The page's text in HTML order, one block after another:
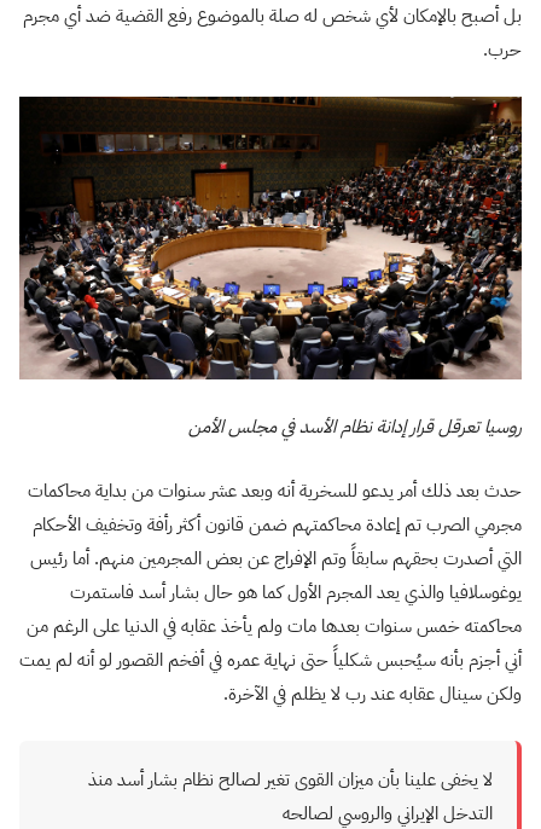
بل أصبح بالإمكان لأي شخص له صلة بالموضوع رفع القضية ضد أي مجرم
حرب.
روسيا تعرقل قرار إدانة نظام الأسد في مجلس الأمن
حدث بعد ذلك أمر يدعو للسخرية أنه وبعد عشر سنوات من بداية محاكمات
مجرمي الصرب تم إعادة محاكمتهم ضمن قانون أكثر رأفة وتخفيف الأحكام
التي أصدرت بحقهم سابقاً وتم الإفراج عن بعض المجرمين منهم. أما رئيس
يوغوسلافيا والذي يعد المجرم الأول كما هو حال بشار أسد فاستمرت
محاكمته خمس سنوات بعدها مات ولم يأخذ عقابه في الدنيا على الرغم من
أني أجزم بأنه سيُحبس شكلياً حتى نهاية عمره في أفخم القصور لو أنه لم يمت
ولكن سينال عقابه عند رب لا يظلم في الآخرة.
لا يخفى علينا بأن ميزان القوى تغير لصالح نظام بشار أسد منذ
التدخل الإيراني والروسي لصالحه